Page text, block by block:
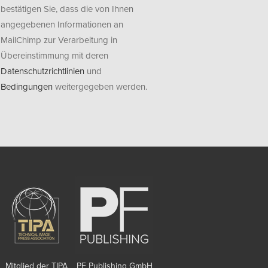
bestätigen Sie, dass die von Ihnen
angegebenen Informationen an
MailChimp zur Verarbeitung in
Übereinstimmung mit deren
Datenschutzrichtlinien und
Bedingungen weitergegeben werden.
PF Publishing GmbH
Mitglied der TIPA